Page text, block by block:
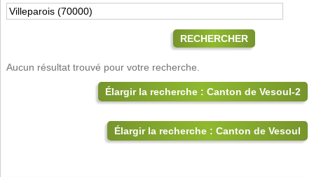
RECHERCHER
Aucun résultat trouvé pour votre recherche.
Élargir la recherche : Canton de Vesoul-2
Élargir la recherche : Canton de Vesoul